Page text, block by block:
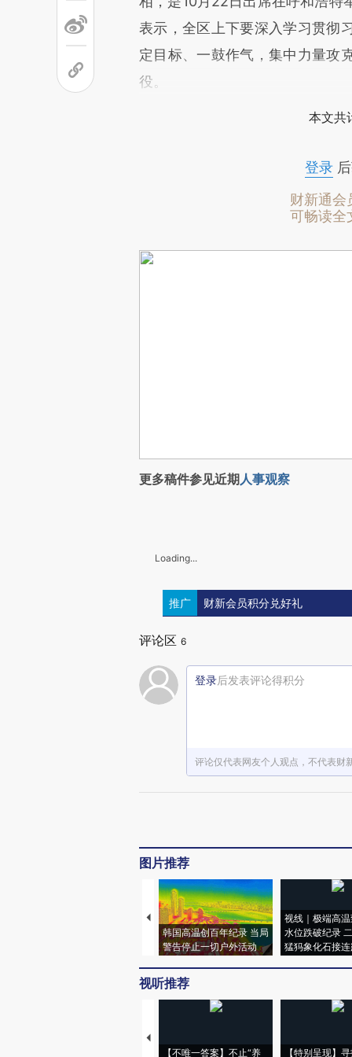
表示，全区上下要深入学习贯彻
定目标、一鼓作气，集中力量攻
役。
本文共
登录后
财新通会
可畅读全
更多稿件参见近期人事观察
Loading...
推广 财新会员积分兑好礼
评论区 6
登录后发表评论得积分
评论仅代表网友个人观点，不代表财
图片推荐
韩国高温创百年纪录 当局
警告停止一切户外活动
视线｜极端高
水位跌破纪录
猛犸象化石接连
视听推荐
【不唯一答案】不止“养
【特别呈现】